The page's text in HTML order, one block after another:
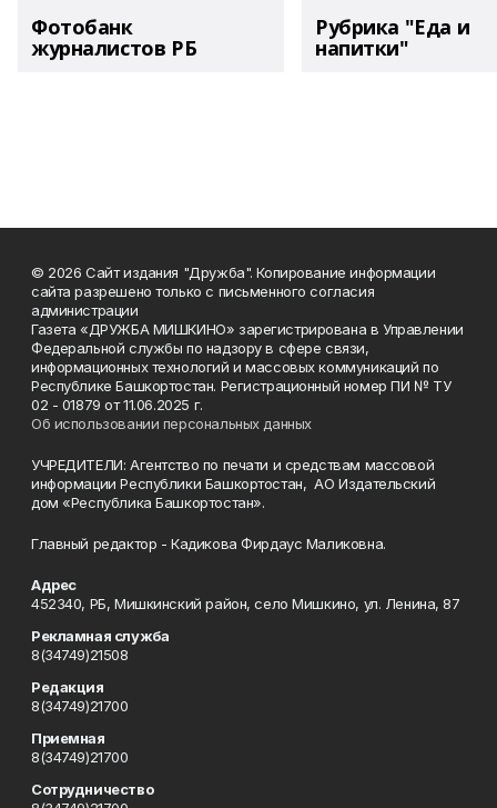
Фотобанк
журналистов РБ
Рубрика "Еда и
напитки"
© 2026 Сайт издания "Дружба". Копирование информации
сайта разрешено только с письменного согласия
администрации
Газета «ДРУЖБА МИШКИНО» зарегистрирована в Управлении
Федеральной службы по надзору в сфере связи,
информационных технологий и массовых коммуникаций по
Республике Башкортостан. Регистрационный номер ПИ № ТУ
02 - 01879 от 11.06.2025 г.
Об использовании персональных данных
УЧРЕДИТЕЛИ: Агентство по печати и средствам массовой
информации Республики Башкортостан, АО Издательский
дом «Республика Башкортостан».
Главный редактор - Кадикова Фирдаус Маликовна.
Адрес
452340, РБ, Мишкинский район, село Мишкино, ул. Ленина, 87
Рекламная служба
8(34749)21508
Редакция
8(34749)21700
Приемная
8(34749)21700
Сотрудничество